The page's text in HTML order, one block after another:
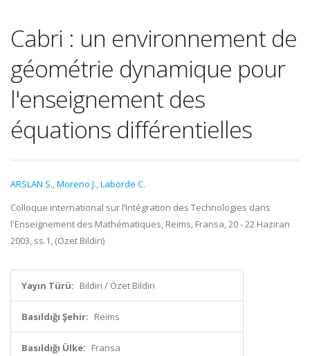
Cabri : un environnement de
géométrie dynamique pour
l'enseignement des
équations différentielles
ARSLAN S.,Moreno J.,Laborde C.
Colloque international sur l’Intégration des Technologies dans
l'Enseignement des Mathématiques, Reims, Fransa, 20 - 22 Haziran
2003, ss.1, (Özet Bildiri)
Yayın Türü: Bildiri / Özet Bildiri
Basıldığı Şehir: Reims
Basıldığı Ülke: Fransa